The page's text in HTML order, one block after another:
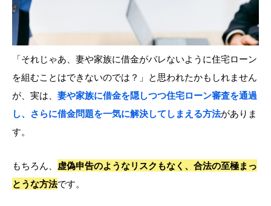
「それじゃあ、妻や家族に借金がバレないように住宅ローン
を組むことはできないのでは？」と思われたかもしれません
が、実は、 妻や家族に借金を隠しつつ住宅ローン審査を通過
し、さらに借金問題を一気に解決してしまえる方法がありま
す。
もちろん、 虚偽申告のようなリスクもなく、合法の至極まっ
とうな方法です。